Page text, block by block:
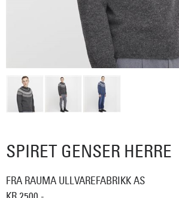
SPIRET GENSER HERRE
FRA RAUMA ULLVAREFABRIKK AS